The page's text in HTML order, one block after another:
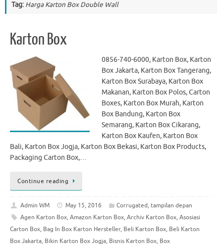
Tag: Harga Karton Box Double Wall
Karton Box
0856-740-6000, Karton Box, Karton
Box Jakarta, Karton Box Tangerang,
Karton Box Surabaya, Karton Box
Makanan, Karton Box Polos, Carton
Boxes, Karton Box Murah, Karton
Box Bandung, Karton Box
Semarang, Karton Box Cikarang,
Karton Box Kaufen, Karton Box
Bali, Karton Box Jogja, Karton Box Bekasi, Karton Box Products,
Packaging Carton Box,…
Continue reading
Admin WM May 15, 2016 Corrugated, tampilan depan
Agen Karton Box, Amazon Karton Box, Archiv Karton Box, Asosiasi
Carton Box, Bag In Box Karton Hersteller, Beli Karton Box, Beli Karton
Box Jakarta, Bikin Karton Box Jogja, Bisnis Karton Box, Box